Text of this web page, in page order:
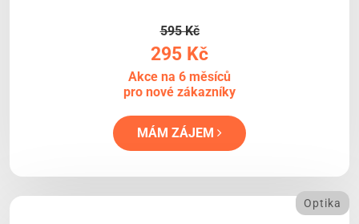
595 Kč
295 Kč
Akce na 6 měsíců
pro nové zákazníky
MÁM ZÁJEM
Optika